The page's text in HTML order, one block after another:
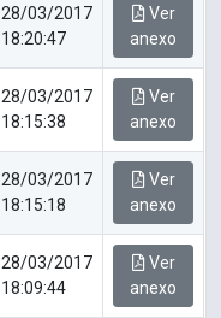
28/03/2017
18:20:47
Ver
anexo
28/03/2017
18:15:38
Ver
anexo
28/03/2017
18:15:18
Ver
anexo
28/03/2017
18:09:44
Ver
anexo